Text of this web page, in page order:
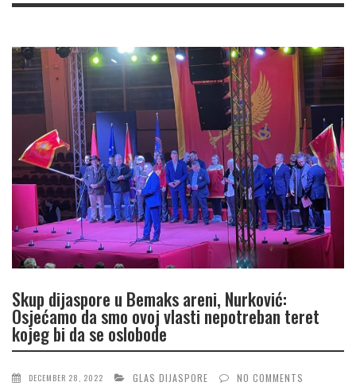
Skup dijaspore u Bemaks areni, Nurković:
Osjećamo da smo ovoj vlasti nepotreban teret
kojeg bi da se oslobode
DECEMBER 28, 2022 GLAS DIJASPORE NO COMMENTS